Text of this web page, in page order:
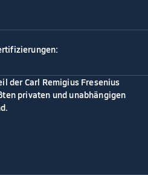
der Carl Remigius Fresenius
privaten und unabhängigen